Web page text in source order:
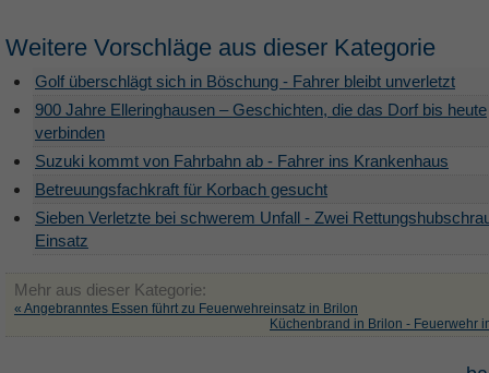
Weitere Vorschläge aus dieser Kategorie
Golf überschlägt sich in Böschung - Fahrer bleibt unverletzt
900 Jahre Elleringhausen – Geschichten, die das Dorf bis heute
verbinden
Suzuki kommt von Fahrbahn ab - Fahrer ins Krankenhaus
Betreuungsfachkraft für Korbach gesucht
Sieben Verletzte bei schwerem Unfall - Zwei
Einsatz
Mehr aus dieser Kategorie:
« Angebranntes Essen führt zu Feuerwehreinsatz in Brilon
Küchenbrand in Brilon - Feuerwehr